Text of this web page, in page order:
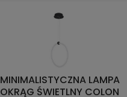
MINIMALISTYCZNA LAMPA
OKRĄG ŚWIETLNY COLON